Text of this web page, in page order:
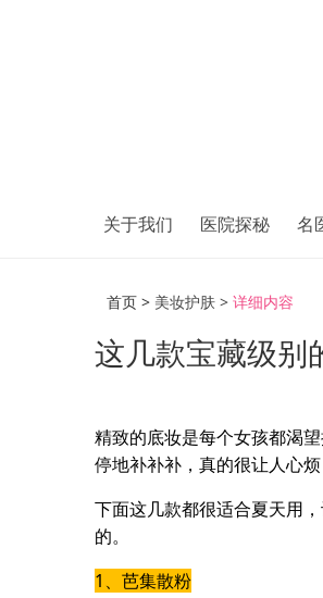
关于我们 医院探秘 名
首页 > 美妆护肤 >详细内容
这几款宝藏级别
精致的底妆是每个女孩都渴
停地补补补，真的很让人心
下面这几款都很适合夏天用
的。
1、芭集散粉